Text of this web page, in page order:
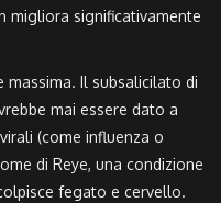
migliora significativamente
massima. Il subsalicilato di
mai essere dato a
(come influenza o
di Reye, una condizione
fegato e cervello.